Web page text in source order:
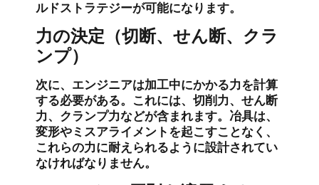
ルドストラテジーが可能になります。
力の決定（切断、せん断、クラ
ンプ）
次に、エンジニアは加工中にかかる力を計算
する必要がある。これには、切削力、せん断
力、クランプ力などが含まれます。冶具は、
変形やミスアライメントを起こすことなく、
これらの力に耐えられるように設計されてい
なければなりません。